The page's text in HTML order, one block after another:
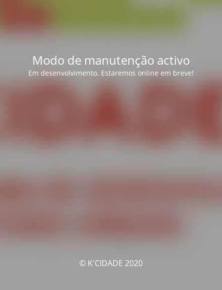
Modo de manutenção activo
Em desenvolvimento. Estaremos online em breve!
© K'CIDADE 2020